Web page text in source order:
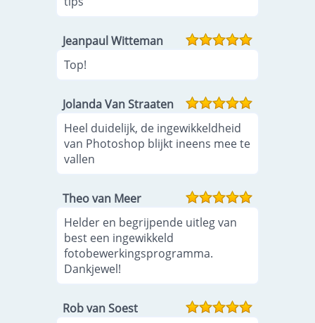
Jeanpaul Witteman
Top!
Jolanda Van Straaten
Heel duidelijk, de ingewikkeldheid
van Photoshop blijkt ineens mee te
vallen
Theo van Meer
Helder en begrijpende uitleg van
best een ingewikkeld
fotobewerkingsprogramma.
Dankjewel!
Rob van Soest